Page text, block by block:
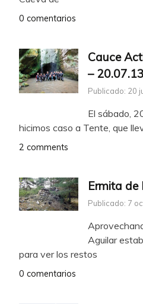
0 comentarios
Cauce
– 20.07.13
Publicado: 20
El sábado,
hicimos caso a Tente, que
2 comments
Ermita de
Publicado: 7
Aguilar
para ver los restos
0 comentarios